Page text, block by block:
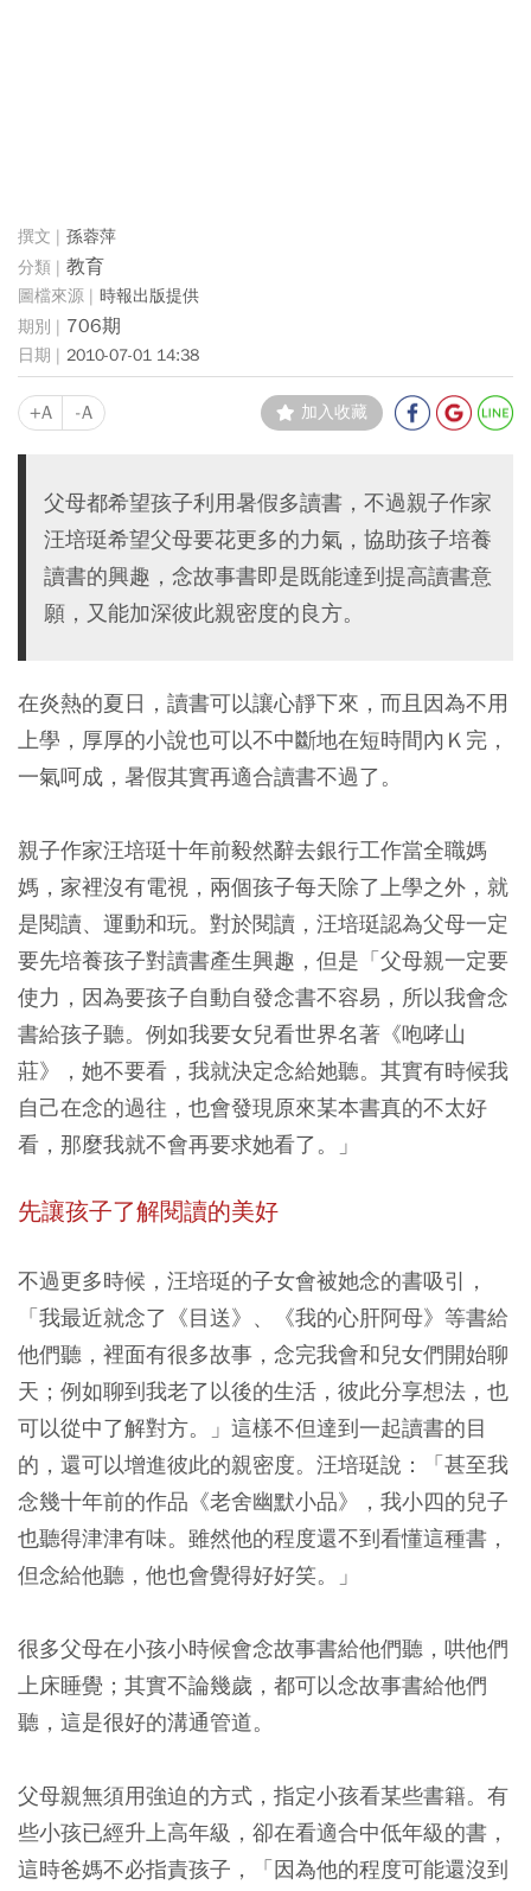
孫蓉萍
教育
時報出版提供
706期
2010-07-01 14:38
+A -A 加入收藏
父母都希望孩子利用暑假多讀書，不過親子作家
汪培珽希望父母要花更多的力氣，協助孩子培養
讀書的興趣，念故事書即是既能達到提高讀書意
願，又能加深彼此親密度的良方。
在炎熱的夏日，讀書可以讓心靜下來，而且因為不用
上學，厚厚的小說也可以不中斷地在短時間內Ｋ完，
一氣呵成，暑假其實再適合讀書不過了。
親子作家汪培珽十年前毅然辭去銀行工作當全職媽
媽，家裡沒有電視，兩個孩子每天除了上學之外，就
是閱讀、運動和玩。對於閱讀，汪培珽認為父母一定
要先培養孩子對讀書產生興趣，但是「父母親一定要
使力，因為要孩子自動自發念書不容易，所以我會念
書給孩子聽。例如我要女兒看世界名著《咆哮山
莊》，她不要看，我就決定念給她聽。其實有時候我
自己在念的過往，也會發現原來某本書真的不太好
看，那麼我就不會再要求她看了。」
先讓孩子了解閱讀的美好
不過更多時候，汪培珽的子女會被她念的書吸引，
「我最近就念了《目送》、《我的心肝阿母》等書給
他們聽，裡面有很多故事，念完我會和兒女們開始聊
天；例如聊到我老了以後的生活，彼此分享想法，也
可以從中了解對方。」這樣不但達到一起讀書的目
的，還可以增進彼此的親密度。汪培珽說：「甚至我
念幾十年前的作品《老舍幽默小品》，我小四的兒子
也聽得津津有味。雖然他的程度還不到看懂這種書，
但念給他聽，他也會覺得好好笑。」
很多父母在小孩小時候會念故事書給他們聽，哄他們
上床睡覺；其實不論幾歲，都可以念故事書給他們
聽，這是很好的溝通管道。
父母親無須用強迫的方式，指定小孩看某些書籍。有
些小孩已經升上高年級，卻在看適合中低年級的書，
這時爸媽不必指責孩子，「因為他的程度可能還沒到